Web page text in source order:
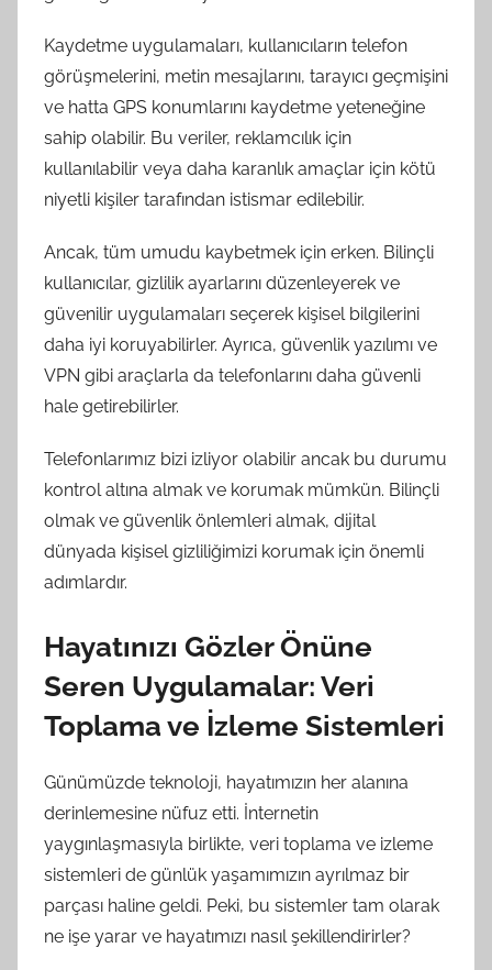
Kaydetme uygulamaları, kullanıcıların telefon
görüşmelerini, metin mesajlarını, tarayıcı geçmişini
ve hatta GPS konumlarını kaydetme yeteneğine
sahip olabilir. Bu veriler, reklamcılık için
kullanılabilir veya daha karanlık amaçlar için kötü
niyetli kişiler tarafından istismar edilebilir.
Ancak, tüm umudu kaybetmek için erken. Bilinçli
kullanıcılar, gizlilik ayarlarını düzenleyerek ve
güvenilir uygulamaları seçerek kişisel bilgilerini
daha iyi koruyabilirler. Ayrıca, güvenlik yazılımı ve
VPN gibi araçlarla da telefonlarını daha güvenli
hale getirebilirler.
Telefonlarımız bizi izliyor olabilir ancak bu durumu
kontrol altına almak ve korumak mümkün. Bilinçli
olmak ve güvenlik önlemleri almak, dijital
dünyada kişisel gizliliğimizi korumak için önemli
adımlardır.
Hayatınızı Gözler Önüne
Seren Uygulamalar: Veri
Toplama ve İzleme Sistemleri
Günümüzde teknoloji, hayatımızın her alanına
derinlemesine nüfuz etti. İnternetin
yaygınlaşmasıyla birlikte, veri toplama ve izleme
sistemleri de günlük yaşamımızın ayrılmaz bir
parçası haline geldi. Peki, bu sistemler tam olarak
ne işe yarar ve hayatımızı nasıl şekillendirirler?